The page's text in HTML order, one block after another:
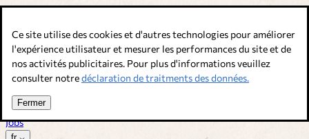
Ce site utilise des cookies et d'autres technologies pour améliorer
l'expérience utilisateur et mesurer les performances du site et de
nos activités publicitaires. Pour plus d'informations veuillez
consulter notredéclaration de traitments des données.
Fermer
Bouillons, épices & compléments alimentaires. Qualité suisse.
Service client
Recettes
Trucs
Sur nous
Jobs